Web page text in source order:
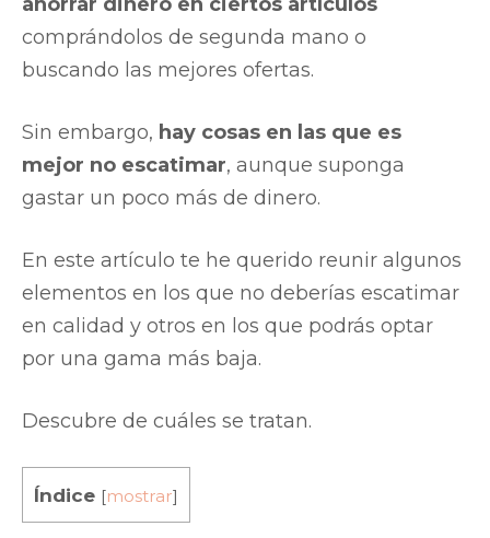
comprándolos de segunda mano o
buscando las mejores ofertas.
Sin embargo, hay cosas en las que es
mejor no escatimar, aunque suponga
gastar un poco más de dinero.
En este artículo te he querido reunir algunos
elementos en los que no deberías escatimar
en calidad y otros en los que podrás optar
por una gama más baja.
Descubre de cuáles se tratan.
Índice [mostrar]